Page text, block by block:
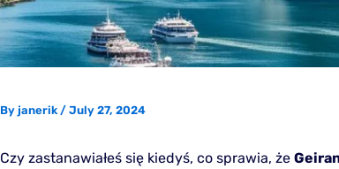
By janerik / July 27, 2024
Czy zastanawiałeś się kiedyś, co sprawia, że